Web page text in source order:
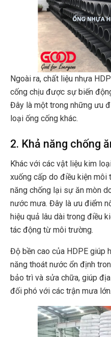
Ngoài ra, chất liệu nhựa
cống chịu được sự biến
Đây là một trong những ưu
loại ống cống khác.
2. Khả năng chống
Khác với các vật liệu kim
xuống cấp do điều kiện môi
năng chống lại sự ăn mòn
nước mưa. Đây là ưu điểm
hiệu quả lâu dài trong điều
tác động từ môi trường.
Độ bền cao của HDPE giúp
năng thoát nước ổn định
bảo trì và sửa chữa, giúp
đối phó với các trận mưa lớn.